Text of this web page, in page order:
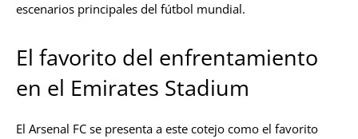
escenarios principales del fútbol mundial.
El favorito del enfrentamiento
en el Emirates Stadium
El Arsenal FC se presenta a este cotejo como el favorito